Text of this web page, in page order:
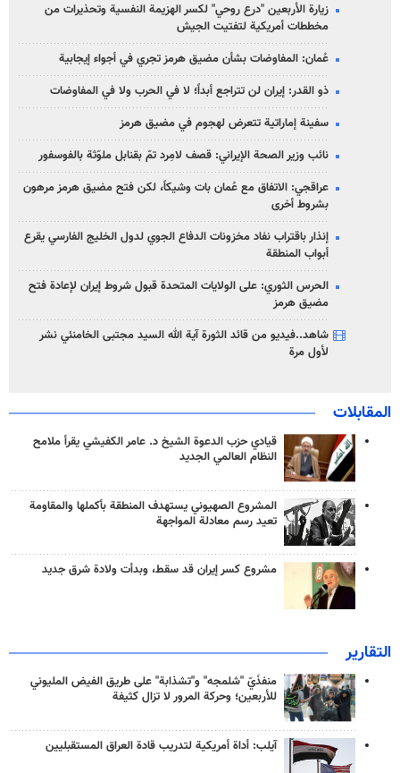
زيارة الأربعين "درع روحي" لكسر الهزيمة النفسية وتحذيرات من
مخططات أمريكية لتفتيت الجيش
عُمان: المفاوضات بشأن مضيق هرمز تجري في أجواء إيجابية
ذو القدر: إيران لن تتراجع أبداً؛ لا في الحرب ولا في المفاوضات
سفينة إماراتية تتعرض لهجوم في مضيق هرمز
نائب وزير الصحة الإيراني: قصف لامِرد تمّ بقنابل ملوّثة بالفوسفور
عراقجي: الاتفاق مع عُمان بات وشيكاً، لكن فتح مضيق هرمز مرهون
بشروط أخرى
إنذار باقتراب نفاد مخزونات الدفاع الجوي لدول الخليج الفارسي يقرع
أبواب المنطقة
الحرس الثوري: على الولايات المتحدة قبول شروط إيران لإعادة فتح
مضيق هرمز
شاهد..فيديو من قائد الثورة آية الله السيد مجتبى الخامنئي نشر
لأول مرة
المقابلات
قيادي حزب الدعوة الشيخ د. عامر الكفيشي يقرأ ملامح
النظام العالمي الجديد
المشروع الصهيوني يستهدف المنطقة بأكملها والمقاومة
تعيد رسم معادلة المواجهة
مشروع كسر إيران قد سقط، وبدأت ولادة شرق جديد
التقارير
منفذَيّ "شلمجه" و"تشذابة" على طريق الفيض المليوني
للأربعين؛ وحركة المرور لا تزال كثيفة
آيلب: أداة أمريكية لتدريب قادة العراق المستقبليين